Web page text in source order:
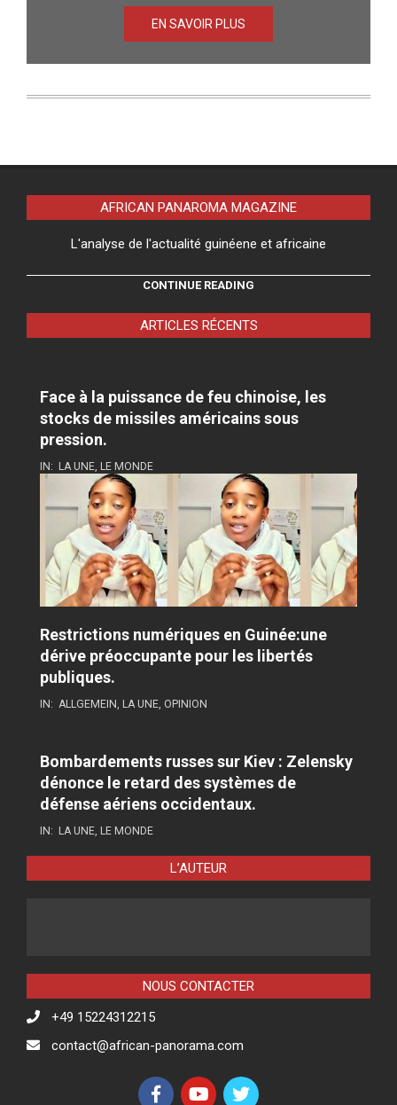
EN SAVOIR PLUS
AFRICAN PANAROMA MAGAZINE
L'analyse de l'actualité guinéene et africaine
CONTINUE READING
ARTICLES RÉCENTS
Face à la puissance de feu chinoise, les
stocks de missiles américains sous
pression.
IN: LA UNE, LE MONDE
Restrictions numériques en Guinée:une
dérive préoccupante pour les libertés
publiques.
IN: ALLGEMEIN, LA UNE, OPINION
Bombardements russes sur Kiev : Zelensky
dénonce le retard des systèmes de
défense aériens occidentaux.
IN: LA UNE, LE MONDE
L’AUTEUR
NOUS CONTACTER
+49 15224312215
contact@african-panorama.com